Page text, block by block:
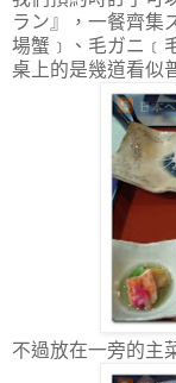
ラン』，一餐齊集
場蟹﹞、毛ガニ﹝
桌上的是幾道看似
不過放在一旁的主